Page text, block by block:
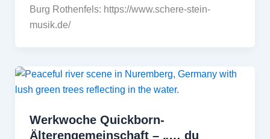
Burg Rothenfels: https://www.schere-stein-
musik.de/
Werkwoche Quickborn-
Älterengemeinschaft – „… du